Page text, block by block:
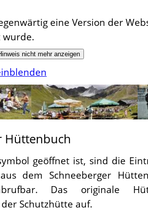
eine Version der
wurde.
nicht mehr anzeigen
Hüttenbuch
geöffnet ist, sind die
dem Schneeberger
Das originale
Schutzhütte auf.